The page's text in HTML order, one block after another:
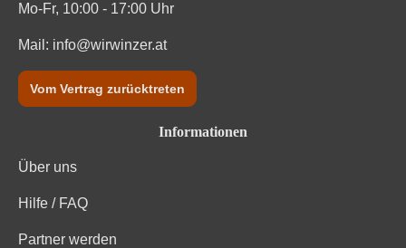
Weinart
Mo-Fr, 10:00 - 17:00 Uhr
Mail: info@wirwinzer.at
Vom Vertrag zurücktreten
Informationen
Über uns
Hilfe / FAQ
Partner werden